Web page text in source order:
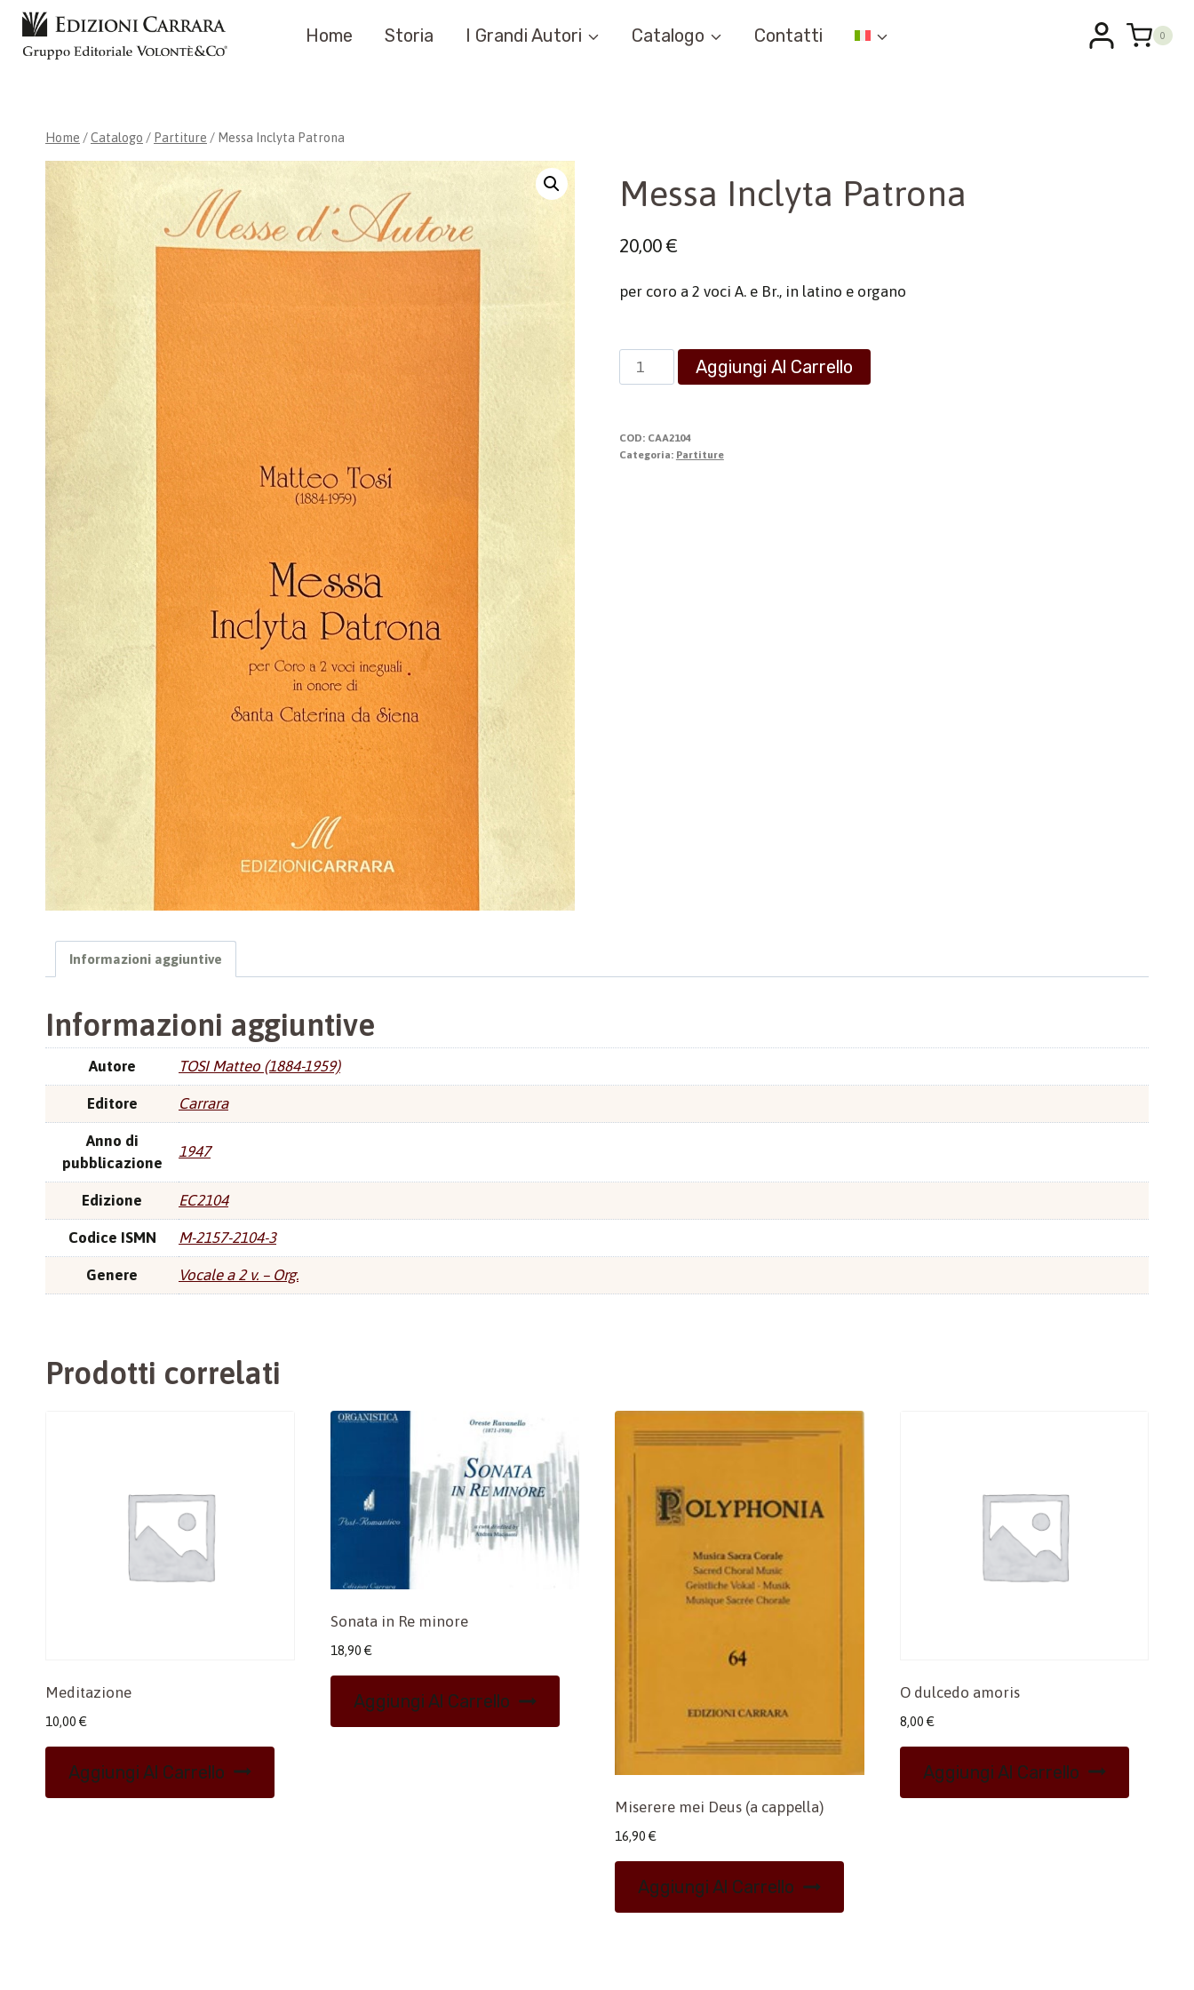
Salta
contenuto
Home Storia I Grandi Autori Catalogo Contatti 0
Home /Catalogo / Partiture / Messa Inclyta Patrona
Messa Inclyta Patrona
20,00€
per coro a 2 voci A. e Br., in latino e organo
Messa
Inclyta
quantità
Aggiungi Al Carrello
COD: CAA2104
Categoria: Partiture
Informazioni aggiuntive
Informazioni aggiuntive
Autore TOSI Matteo (1884-1959)
Editore Carrara
Anno di
pubblicazione
1947
Edizione EC2104
Codice ISMN M-2157-2104-3
Genere Vocale a 2 v. – Org.
Prodotti correlati
Meditazione
10,00 €
Aggiungi Al Carrello
Sonata in Re minore
18,90 €
Aggiungi Al Carrello
Miserere mei Deus (a cappella)
16,90 €
Aggiungi Al Carrello
O dulcedo amoris
8,00 €
Aggiungi Al Carrello